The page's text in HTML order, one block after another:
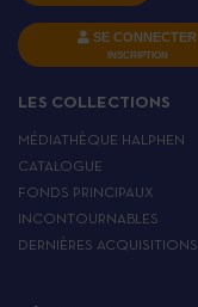
SE CONNECTER
INSCRIPTION
LES COLLECTIONS
MÉDIATHÈQUE HALPHEN
CATALOGUE
FONDS PRINCIPAUX
INCONTOURNABLES
DERNIÈRES ACQUISITIONS